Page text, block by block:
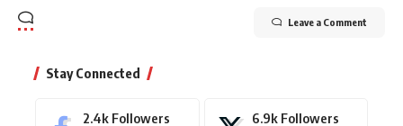
Leave a Comment
Stay Connected
2.4k Followers 6.9k Followers